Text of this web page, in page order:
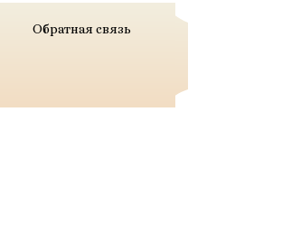
Обратная связь